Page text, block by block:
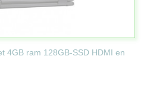
4GB ram 128GB-SSD HDMI en